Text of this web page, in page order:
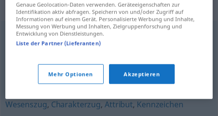
Synonyme für "Eigentümlichkeit"
Charakter,Gepräge,Art,Eigenart
Besonderheit,Idiom
Wesenszug, Charakterzug,Attribut, Kennzeichen
Genaue Geolocation-Daten verwenden. Geräteeigenschaften zur
Identifikation aktiv abfragen. Speichern von und/oder Zugriff auf
Informationen auf einem Gerät. Personalisierte Werbung und Inhalte,
Messung von Werbung und Inhalten, Zielgruppenforschung und
Entwicklung von Dienstleistungen.
Liste der Partner (Lieferanten)
Mehr Optionen Akzeptieren